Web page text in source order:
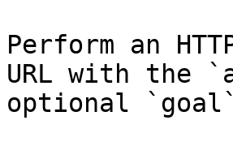
Perform an
URL with the
optional